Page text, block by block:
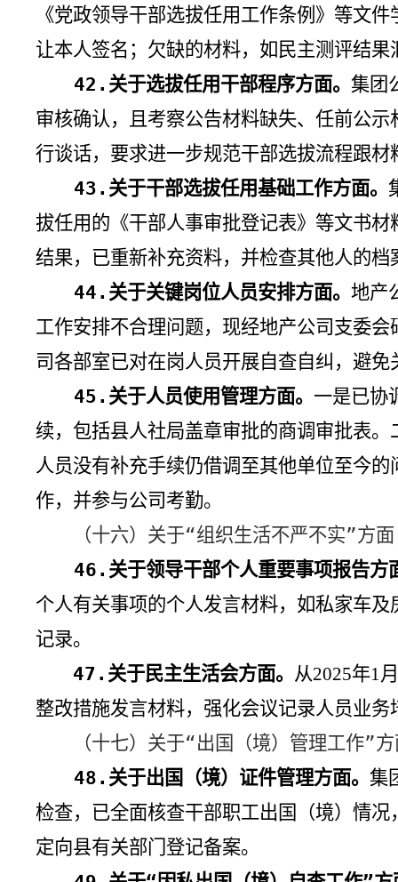
《党政领导干部选拔任用工作条例》等文
让本人签名；欠缺的材料，如民主测评结
42. 关于选拔任用干部程序方面。集团
审核确认，且考察公告材料缺失、任前公
行谈话，要求进一步规范干部选拔流程跟
43. 关于干部选拔任用基础工作方面。
拔任用的《干部人事审批登记表》等文书
结果，已重新补充资料，并检查其他人的档
44. 关于关键岗位人员安排方面。地产
工作安排不合理问题，现经地产公司支委
司各部室已对在岗人员开展自查自纠，避
45. 关于人员使用管理方面。 一是已协
续，包括县人社局盖章审批的商调审批表。
人员没有补充手续仍借调至其他单位至今
作，并参与公司考勤。
（十六）关于“组织生活不严不实”方面
46. 关于领导干部个人重要事项报告方
个人有关事项的个人发言材料，如私家车
记录。
47. 关于民主生活会方面。 从2025年1
整改措施发言材料，强化会议记录人员业
（十七）关于“出国（境）管理工作”
48. 关于出国（境）证件管理方面。集
检查，已全面核查干部职工出国（境）情
定向县有关部门登记备案。